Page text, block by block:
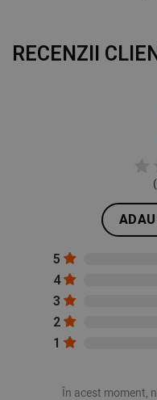
RECENZII
(
5
4
3
2
1
În acest moment,